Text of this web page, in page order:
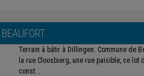
BEAUFORT
Terrain à bâtir à Dillingen. Commune de
la rue Cloosbierg, une rue paisible, ce
const...